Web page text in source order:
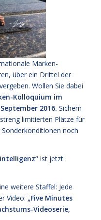
Marken-
über ein Drittel der
Wollen Sie dabei
Kolloquium im
2016. Sichern
limitierten Plätze für
noch
ist jetzt
weitere Staffel: Jede
Video: „Five Minutes
Videoserie,